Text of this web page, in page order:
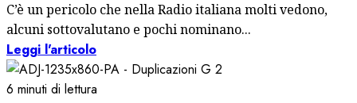
C’è un pericolo che nella Radio italiana molti vedono,
alcuni sottovalutano e pochi nominano...
Leggi l'articolo
6 minuti di lettura